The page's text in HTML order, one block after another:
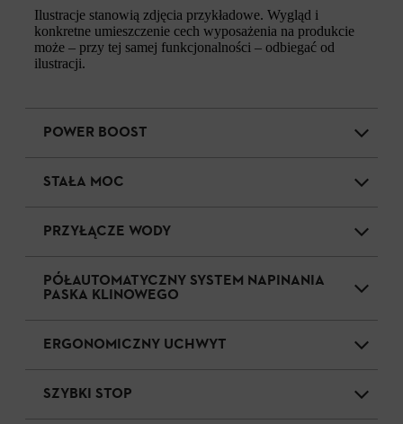
Ilustracje stanowią zdjęcia przykładowe. Wygląd i
konkretne umieszczenie cech wyposażenia na produkcie
może – przy tej samej funkcjonalności – odbiegać od
ilustracji.
POWER BOOST
STAŁA MOC
PRZYŁĄCZE WODY
PÓŁAUTOMATYCZNY SYSTEM NAPINANIA
PASKA KLINOWEGO
ERGONOMICZNY UCHWYT
SZYBKI STOP